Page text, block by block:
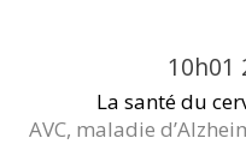
10h01
La santé du
AVC, maladie